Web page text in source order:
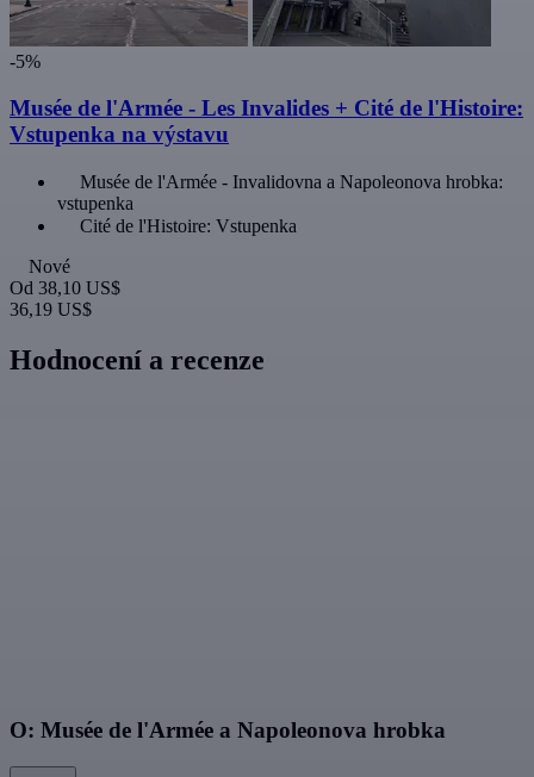
-5%
Musée de l'Armée - Les Invalides + Cité de l'Histoire:
Vstupenka na výstavu
Musée de l'Armée - Invalidovna a Napoleonova hrobka:
vstupenka
Cité de l'Histoire: Vstupenka
Nové
Od 38,10 US$
36,19 US$
Hodnocení a recenze
O: Musée de l'Armée a Napoleonova hrobka